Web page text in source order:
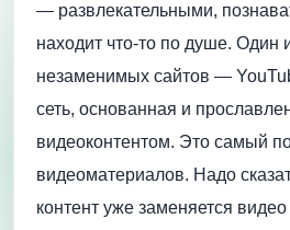
— развлекательными,
находит что-то по душе. Один
незаменимых сайтов —
сеть, основанная и
видеоконтентом. Это самый
видеоматериалов. Надо
контент уже заменяется